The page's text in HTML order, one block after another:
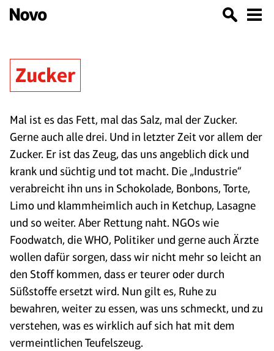
Zucker
Mal ist es das Fett, mal das Salz, mal der Zucker.
Gerne auch alle drei. Und in letzter Zeit vor allem der
Zucker. Er ist das Zeug, das uns angeblich dick und
krank und süchtig und tot macht. Die „Industrie“
verabreicht ihn uns in Schokolade, Bonbons, Torte,
Limo und klammheimlich auch in Ketchup, Lasagne
und so weiter. Aber Rettung naht. NGOs wie
Foodwatch, die WHO, Politiker und gerne auch Ärzte
wollen dafür sorgen, dass wir nicht mehr so leicht an
den Stoff kommen, dass er teurer oder durch
Süßstoffe ersetzt wird. Nun gilt es, Ruhe zu
bewahren, weiter zu essen, was uns schmeckt, und zu
verstehen, was es wirklich auf sich hat mit dem
vermeintlichen Teufelszeug.